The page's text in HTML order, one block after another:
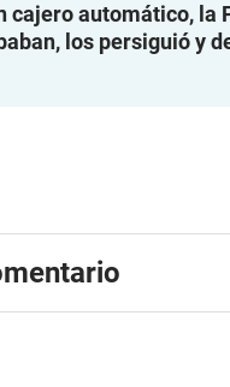
cajero automático, la
los persiguió y